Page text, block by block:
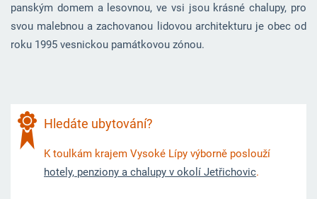
panským domem a lesovnou, ve vsi jsou krásné chalupy, pro
svou malebnou a zachovanou lidovou architekturu je obec od
roku 1995 vesnickou památkovou zónou.
Hledáte ubytování?
K toulkám krajem Vysoké Lípy výborně poslouží
hotely, penziony a chalupy v okolí Jetřichovic.